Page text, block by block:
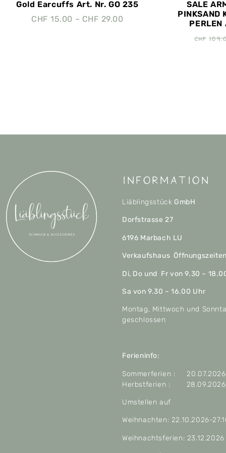
Gold Earcuffs Art. Nr. GO 235
CHF 15.00 – CHF 29.00
SALE
PINKSAND
CHF
Information
Liäblingsstück GmbH
Dorfstrasse 27
6196 Marbach LU
Verkaufshaus
Di, Do und Fr von 9.30 –
Sa von 9.30 – 16.00 Uhr
Montag, Mittwoch und
geschlossen
Ferieninfo:
Sommerferien : 20.07.2026
Herbstferien : 28.09.2026
Umstellen auf
Weihnachten: 22.10.2026-
Weihnachtsferien: 23.12.2026